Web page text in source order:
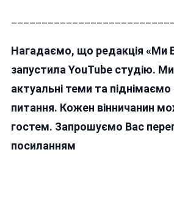
Нагадаємо, що редакція «Ми
запустила YouTube студію.
актуальні теми та піднімаємо
питання. Кожен вінничанин
гостем. Запрошуємо Вас
посиланням